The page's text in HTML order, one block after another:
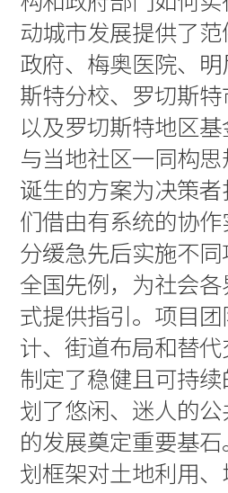
动城市发展提供了
政府、梅奥医院、
斯特分校、罗切斯
以及罗切斯特地区基
与当地社区一同构
诞生的方案为决策
们借由有系统的协作
分缓急先后实施不同
全国先例，为社会
式提供指引。项目
计、街道布局和替
制定了稳健且可持
划了悠闲、迷人的
的发展奠定重要基
划框架对土地利用